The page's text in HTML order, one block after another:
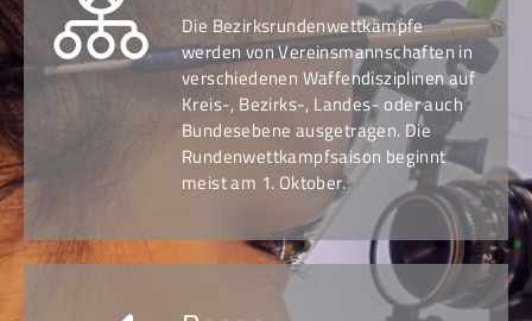
Die Bezirksrundenwettkämpfe
werden von Vereins­mann­schaften in
ver­schie­de­nen Waffen­dis­zi­plinen auf
Kreis-, Bezirks-, Landes- oder auch
Bundes­ebene aus­getragen. Die
Runden­wett­kampf­saison beginnt
meist am 1. Oktober.